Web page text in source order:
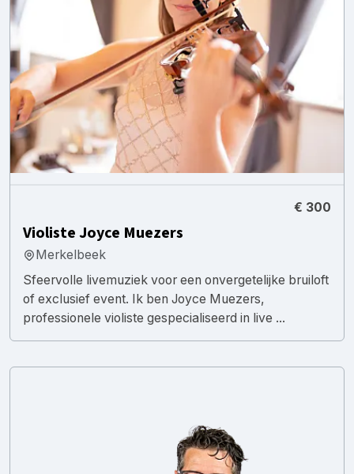
€ 300
Violiste Joyce Muezers
Merkelbeek
Sfeervolle livemuziek voor een onvergetelijke bruiloft
of exclusief event. Ik ben Joyce Muezers,
professionele violiste gespecialiseerd in live ...